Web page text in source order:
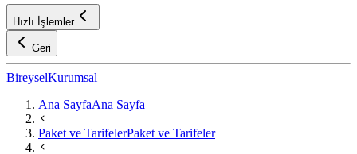
Hızlı İşlemler
Geri
BireyselKurumsal
Ana SayfaAna Sayfa
Paket ve TarifelerPaket ve Tarifeler